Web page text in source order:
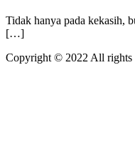
Tidak hanya pada kekasih,
[…]
Copyright © 2022 All rights